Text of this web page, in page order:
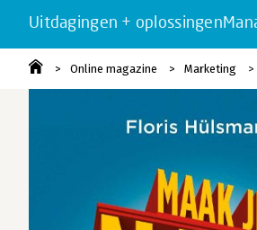
Uitdagingen + oplossingen
Online magazine Marketing